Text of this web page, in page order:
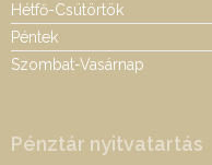
Hétfő-Csütörtök
Péntek
Szombat-Vasárnap
Pénztár nyitvatartás